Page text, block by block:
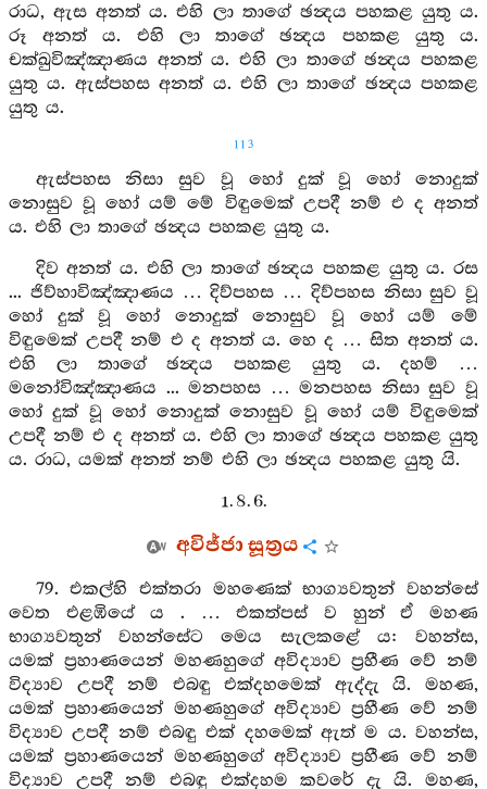
රාධ, ඇස අනත් ය. එහි ලා තාගේ ඡන්‍දය පහකළ යුතු ය.
රූ අනත් ය. එහි ලා තාගේ ඡන්‍දය පහකළ යුතු ය.
චක්ඛුවිඤ්ඤාණය අනත් ය. එහි ලා තාගේ ඡන්‍දය පහකළ
යුතු ය. ඇස්පහස අනත් ය. එහි ලා තාගේ ඡන්‍දය පහකළ
යුතු ය.
113
ඇස්පහස නිසා සුව වූ හෝ දුක් වූ හෝ නොදුක්
නොසුව වූ හෝ යම් මේ විඳුමෙක් උපදී නම් එ ද අනත්
ය. එහි ලා තාගේ ඡන්‍දය පහකළ යුතු ය.
දිව අනත් ය. එහි ලා තාගේ ඡන්‍දය පහකළ යුතු ය. රස
... ජිව්හාවිඤ්ඤාණය … දිව්පහස … දිව්පහස නිසා සුව වූ
හෝ දුක් වූ හෝ නොදුක් නොසුව වූ හෝ යම් මේ
විඳුමෙක් උපදී නම් එ ද අනත් ය. හෙ ද … සිත අනත් ය.
එහි ලා තාගේ ඡන්‍දය පහකළ යුතු ය. දහම් …
මනෝවිඤ්ඤාණය ... මනපහස … මනපහස නිසා සුව වූ
හෝ දුක් වූ හෝ නොදුක් නොසුව වූ හෝ යම් විඳුමෙක්
උපදී නම් එ ද අනත් ය. එහි ලා තාගේ ඡන්‍දය පහකළ යුතු
ය. රාධ, යමක් අනත් නම් එහි ලා ඡන්‍දය පහකළ යුතු යි.
1. 8. 6.
අවිජ්ජා සූත්‍රය
79. එකල්හි එක්තරා මහණෙක් භාග්‍යවතුන් වහන්සේ
වෙත එළඹියේ ය . … එකත්පස් ව හුන් ඒ මහණ
භාග්‍යවතුන් වහන්සේට මෙය සැලකළේ ය: වහන්ස,
යමක් ප්‍රහාණයෙන් මහණහුගේ අවිද්‍යාව ප්‍රහීණ වේ නම්
විද්‍යාව උපදී නම් එබඳු එක්දහමෙක් ඇද්දැ යි. මහණ,
යමක් ප්‍රහාණයෙන් මහණහුගේ අවිද්‍යාව ප්‍රහීණ වේ නම්
විද්‍යාව උපදී නම් එබඳු එක් දහමෙක් ඇත් ම ය. වහන්ස,
යමක් ප්‍රහාණයෙන් මහණහුගේ අවිද්‍යාව ප්‍රහීණ වේ නම්
විද්‍යාව උපදී නම් එබඳු එක්දහම කවරේ දැ යි. මහණ,